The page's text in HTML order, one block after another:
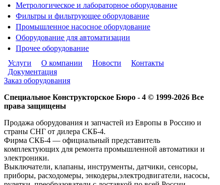
Метрологическое и лабораторное оборудование
Фильтры и фильтрующее оборудование
Промышленное насосное оборудование
Оборудование для автоматизации
Прочее оборудование
Услуги
О компании Новости
Контакты
Документация
Заказ оборудования
Специальное Конструкторское Бюро - 4 © 1999-2026 Все
права защищены
Продажа оборудования и запчастей из Европы в Россию и
страны СНГ от дилера СКБ-4.
Фирма СКБ-4 — официальный представитель
комплектующих для ремонта промышленной автоматики и
электроники.
Выключатели, клапаны, инструменты, датчики, сенсоры,
приборы, расходомеры, энкодеры,электродвигатели, насосы,